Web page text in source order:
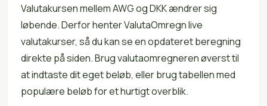
Valutakursen mellem AWG og DKK ændrer sig
løbende. Derfor henter ValutaOmregn live
valutakurser, så du kan se en opdateret beregning
direkte på siden. Brug valutaomregneren øverst til
at indtaste dit eget beløb, eller brug tabellen med
populære beløb for et hurtigt overblik.